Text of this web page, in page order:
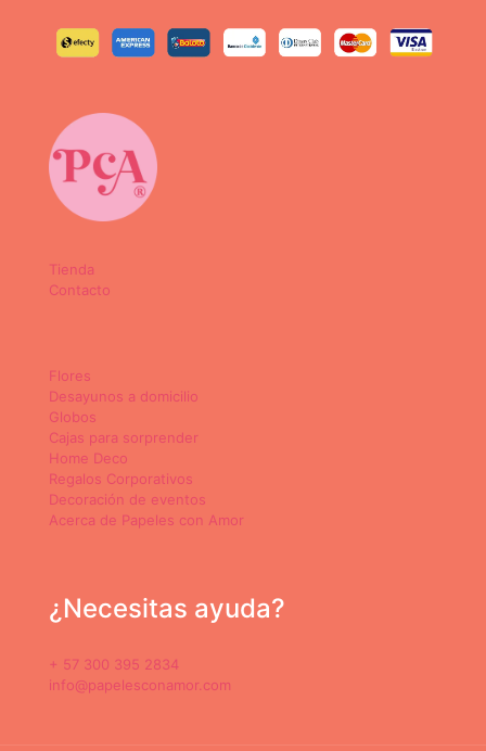
Tienda
Contacto
Flores
Desayunos a domicilio
Globos
Cajas para sorprender
Home Deco
Regalos Corporativos
Decoración de eventos
Acerca de Papeles con Amor
¿Necesitas ayuda?
+ 57 300 395 2834
info@papelesconamor.com